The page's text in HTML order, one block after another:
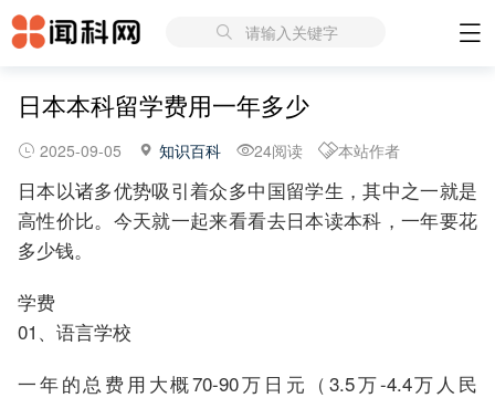
请输入关键字
日本本科留学费用一年多少
2025-09-05 知识百科 24阅读 本站作者
日本以诸多优势吸引着众多中国留学生，其中之一就是
高性价比。今天就一起来看看去日本读本科，一年要花
多少钱。
学费
01、语言学校
一年的总费用大概70-90万日元（3.5万-4.4万人民